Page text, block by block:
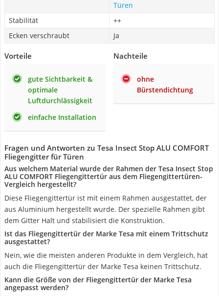
Türen
Stabilität
++
Ecken verschraubt
Ja
Vorteile
gute Sichtbarkeit &
optimale
Luftdurchlässigkeit
einfache Installation
Nachteile
ohne
Bürstendichtung
Fragen und Antworten zu Tesa Insect Stop ALU COMFORT
Fliegengitter für Türen
Aus welchem Material wurde der Rahmen der Tesa Insect Stop
ALU COMFORT Fliegengittertür aus dem Fliegengittertüren-
Vergleich hergestellt?
Diese Fliegengittertür ist mit einem Rahmen ausgestattet, der
aus Aluminium hergestellt wurde. Der spezielle Rahmen gibt
dem Gitter Halt und stabilisiert die Konstruktion.
Ist das Fliegengittertür der Marke Tesa mit einem Trittschutz
ausgestattet?
Nein, wie die meisten anderen Produkte in dem Vergleich, hat
auch die Fliegengittertür der Marke Tesa keinen Trittschutz.
Kann die Größe von der Fliegengittertür der Marke Tesa
angepasst werden?